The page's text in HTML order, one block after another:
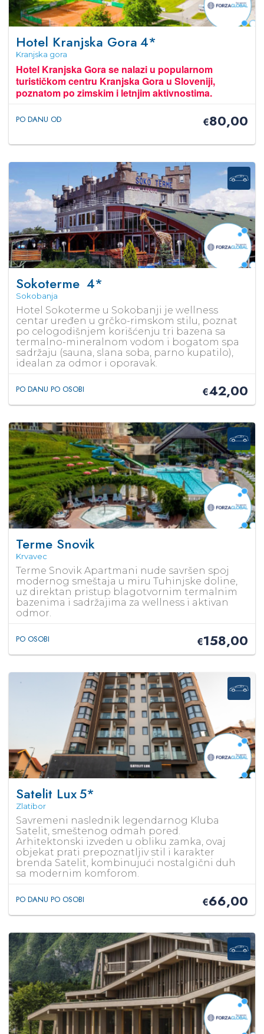
Hotel Kranjska Gora4*
Kranjska gora
Hotel Kranjska Gora se nalazi u popularnom
turističkom centru Kranjska Gora u Sloveniji,
poznatom po zimskim i letnjim aktivnostima.
PO DANU OD €80,00
Sokoterme 4*
Sokobanja
Hotel Sokoterme u Sokobanji je wellness
centar uređen u grčko-rimskom stilu, poznat
po celogodišnjem korišćenju tri bazena sa
termalno-mineralnom vodom i bogatom spa
sadržaju (sauna, slana soba, parno kupatilo),
idealan za odmor i oporavak.
PO DANU PO OSOBI €42,00
Terme Snovik
Krvavec
Terme Snovik Apartmani nude savršen spoj
modernog smeštaja u miru Tuhinjske doline,
uz direktan pristup blagotvornim termalnim
bazenima i sadržajima za wellness i aktivan
odmor.
PO OSOBI €158,00
Satelit Lux5*
Zlatibor
Savremeni naslednik legendarnog Kluba
Satelit, smeštenog odmah pored.
Arhitektonski izveden u obliku zamka, ovaj
objekat prati prepoznatljiv stil i karakter
brenda Satelit, kombinujući nostalgični duh
sa modernim komforom.
PO DANU PO OSOBI €66,00